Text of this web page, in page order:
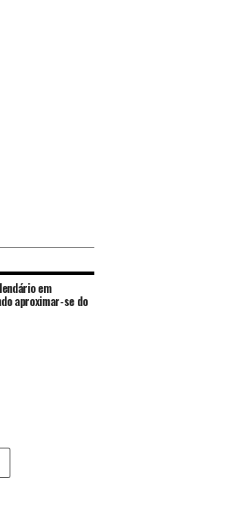
em
aproximar-se do